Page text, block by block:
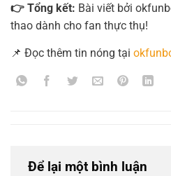
👉 Tổng kết: Bài viết bởi
thao dành cho fan thực thụ!
📌 Đọc thêm tin nóng tại
Để lại một bình luận